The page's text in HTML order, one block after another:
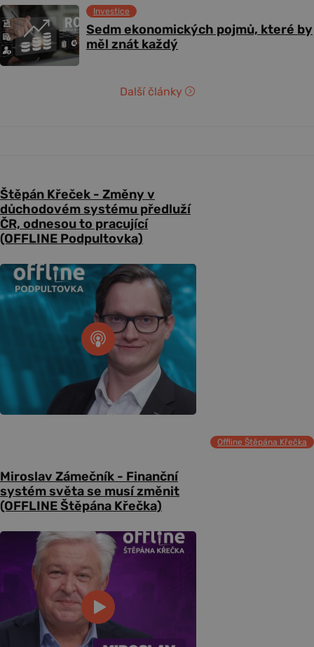
Sedm ekonomických pojmů, které by
měl znát každý
Investice
Další články
Štěpán Křeček - Změny v
důchodovém systému předluží
ČR, odnesou to pracující
(OFFLINE Podpultovka)
Offline Štěpána Křečka
Miroslav Zámečník - Finanční
systém světa se musí změnit
(OFFLINE Štěpána Křečka)